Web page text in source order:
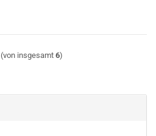
(von insgesamt 6)